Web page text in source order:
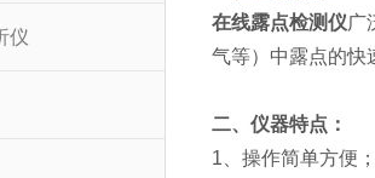
仪
在线露点检测仪广
气等）中露点的快
二、仪器特点：
1、操作简单方便；